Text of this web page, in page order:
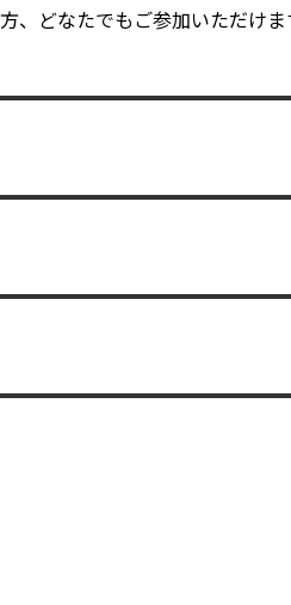
どなたでもご参加いただけ